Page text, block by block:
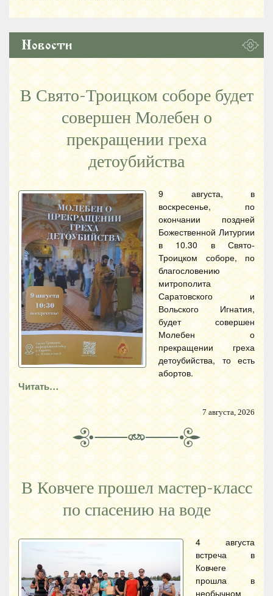
Новости
В Свято-Троицком соборе будет
совершен Молебен о
прекращении греха
детоубийства
9 августа, в
воскресенье, по
окончании поздней
Божественной Литургии
в 10.30 в Свято-
Троицком соборе, по
благословению
митрополита
Саратовского и
Вольского Игнатия,
будет совершен
Молебен о
прекращении греха
детоубийства, то есть
абортов.
Читать…
7 августа, 2026
В Ковчеге прошел мастер-класс
по спасению на воде
4 августа
встреча в
Ковчеге
прошла в
необычном